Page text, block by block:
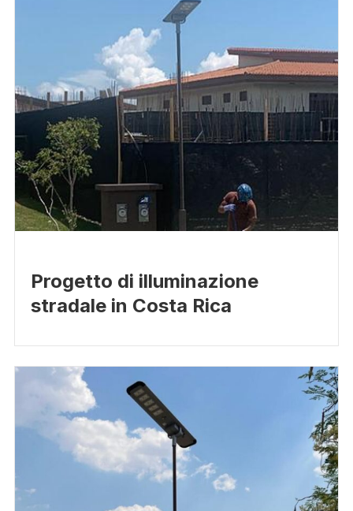
Progetto di illuminazione
stradale in Costa Rica